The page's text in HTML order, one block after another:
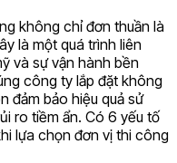
không chỉ đơn thuần là
là một quá trình liên
và sự vận hành bền
công ty lắp đặt không
đảm bảo hiệu quả sử
ro tiềm ẩn. Có 6 yếu tố
lựa chọn đơn vị thi công